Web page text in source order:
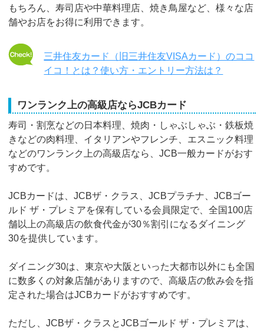
もちろん、寿司店や中華料理店、焼き鳥屋など、様々な店
舗やお店をお得に利用できます。
三井住友カード（旧三井住友VISAカード）のココ
イコ！とは？使い方・エントリー方法は？
ワンランク上の高級店ならJCBカード
寿司・割烹などの日本料理、焼肉・しゃぶしゃぶ・鉄板焼
きなどの肉料理、イタリアンやフレンチ、エスニック料理
などのワンランク上の高級店なら、JCB一般カードがおす
すめです。
JCBカードは、JCBザ・クラス、JCBプラチナ、JCBゴー
ルド ザ・プレミアを保有している会員限定で、全国100店
舗以上の高級店の飲食代金が30％割引になるダイニング
30を提供しています。
ダイニング30は、東京や大阪といった大都市以外にも全国
に数多くの対象店舗がありますので、高級店の飲み会を指
定された場合はJCBカードがおすすめです。
ただし、JCBザ・クラスとJCBゴールド ザ・プレミアは、